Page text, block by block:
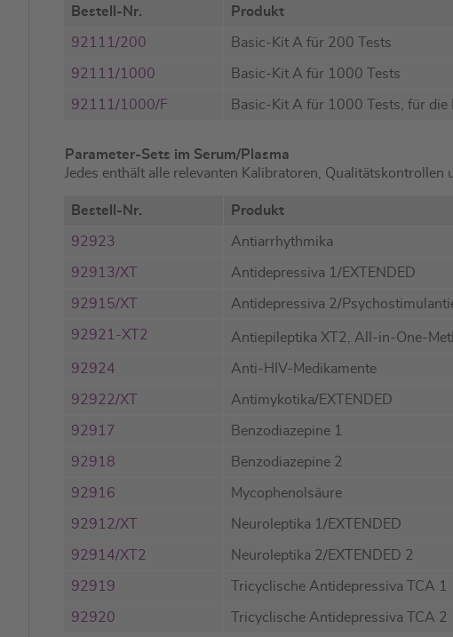
Bestell-Nr. Produkt
92111/200 Basic-Kit A für 200 Tests
92111/1000 Basic-Kit A für 1000 Tests
92111/1000/F Basic-Kit A für 1000 Tests, für
Parameter-Sets im Serum/Plasma
Jedes enthält alle relevanten Kalibratoren,
Bestell-Nr. Produkt
92923 Antiarrhythmika
92913/XT Antidepressiva 1/EXTENDED
92915/XT Antidepressiva 2/
92921-XT2 Antiepileptika XT2, All-in-One-
92924 Anti-HIV-Medikamente
92922/XT Antimykotika/EXTENDED
92917 Benzodiazepine 1
92918 Benzodiazepine 2
92916 Mycophenolsäure
92912/XT Neuroleptika 1/EXTENDED
92914/XT2 Neuroleptika 2/EXTENDED 2
92919 Tricyclische Antidepressiva TCA 1
92920 Tricyclische Antidepressiva TCA 2